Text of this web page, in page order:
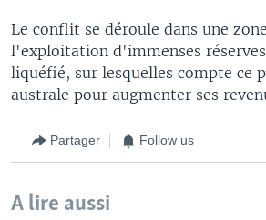
Le conflit se déroule dans une
l'exploitation d'immenses
liquéfié, sur lesquelles compte ce
australe pour augmenter ses
Partager Follow us
A lire aussi